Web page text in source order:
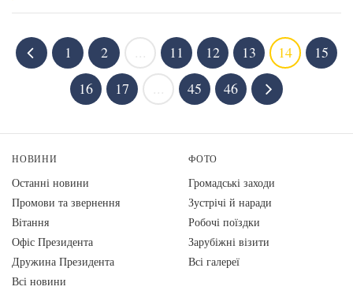
1 2 11 12 13 14
15
16
17 45 46
НОВИНИ
Останні новини
Промови та звернення
Вiтання
Офіс Президента
Дружина Президента
Всі новини
ФОТО
Громадські заходи
Зустрічі й наради
Робочі поїздки
Зарубіжні візити
Всі галереї